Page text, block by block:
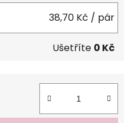
38,70 Kč / pár
Ušetříte 0 Kč